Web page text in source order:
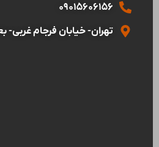
09015606156
تهران- خیابان فرجام غربی-